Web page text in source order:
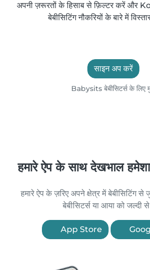
अपनी ज़रूरतों के हिसाब से फ़िल्टर करें और
बेबीसिटिंग नौकरियों के बारे में
साइन अप करें
Babysits बेबीसिटर्स के लिए
हमारे ऐप के साथ देखभाल
हमारे ऐप के ज़रिए अपने क्षेत्र में बेबीसिटिंग
बेबीसिटर्स या आया को जल्दी
App Store